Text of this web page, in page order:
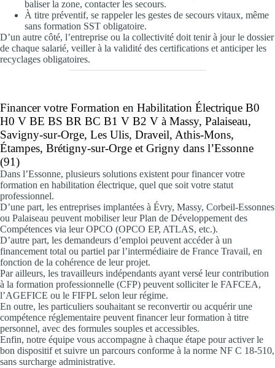
baliser la zone, contacter les secours.
À titre préventif, se rappeler les gestes de secours vitaux, même
sans formation SST obligatoire.
D’un autre côté, l’entreprise ou la collectivité doit tenir à jour le dossier
de chaque salarié, veiller à la validité des certifications et anticiper les
recyclages obligatoires.
Financer votre Formation en Habilitation Électrique B0
H0 V BE BS BR BC B1 V B2 V à Massy, Palaiseau,
Savigny-sur-Orge, Les Ulis, Draveil, Athis-Mons,
Étampes, Brétigny-sur-Orge et Grigny dans l’Essonne
(91)
Dans l’Essonne, plusieurs solutions existent pour financer votre
formation en habilitation électrique, quel que soit votre statut
professionnel.
D’une part, les entreprises implantées à Évry, Massy, Corbeil-Essonnes
ou Palaiseau peuvent mobiliser leur Plan de Développement des
Compétences via leur OPCO (OPCO EP, ATLAS, etc.).
D’autre part, les demandeurs d’emploi peuvent accéder à un
financement total ou partiel par l’intermédiaire de France Travail, en
fonction de la cohérence de leur projet.
Par ailleurs, les travailleurs indépendants ayant versé leur contribution
à la formation professionnelle (CFP) peuvent solliciter le FAFCEA,
l’AGEFICE ou le FIFPL selon leur régime.
En outre, les particuliers souhaitant se reconvertir ou acquérir une
compétence réglementaire peuvent financer leur formation à titre
personnel, avec des formules souples et accessibles.
Enfin, notre équipe vous accompagne à chaque étape pour activer le
bon dispositif et suivre un parcours conforme à la norme NF C 18-510,
sans surcharge administrative.